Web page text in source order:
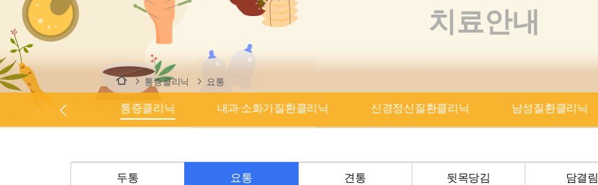
통증클리닉
내과·소화기질환클리닉
신경정신질환클리닉
남성질환클리닉
여성질환클리닉
소아질환클리닉
안·이비인후질환클리닉
생생이슬
면역기상
쌍화탕
기상나팔 키즈
부야칼럼
체질별 생활과 운동
치료안내
통증클리닉 요통
체질클리닉 통증클리닉 내과·소화기질환클리닉 신경정신질환클리닉 남성질환클리닉
두통 요통 견통 뒷목당김 담결림